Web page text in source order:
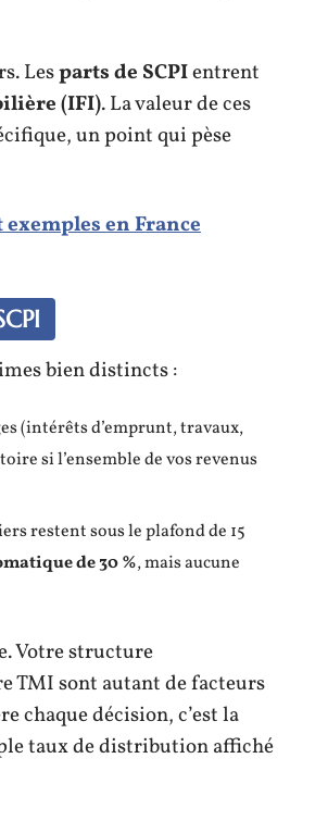
Lesparts de SCPIentrent
(IFI). La valeur de ces
un point qui pèse
en France
bien distincts :
(intérêts d’emprunt, travaux,
si l’ensemble de vos revenus
restent sous le plafond de 15
de 30 %, mais aucune
Votre structure
TMI sont autant de facteurs
chaque décision, c’est la
taux de distribution affiché